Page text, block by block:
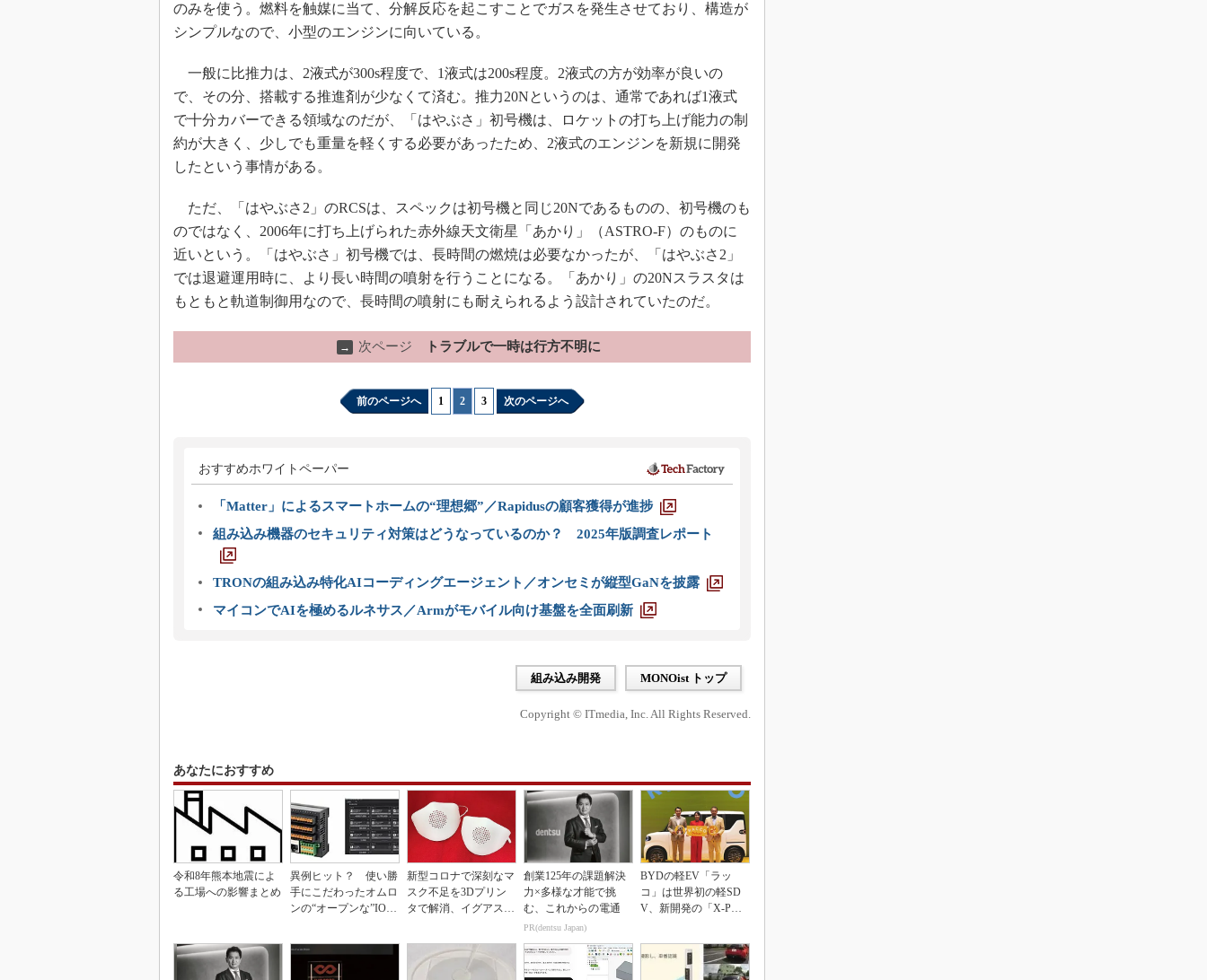
のみを使う。燃料を触媒に当て、分解反応を起こすことでガスを発生させており、構造が
シンプルなので、小型のエンジンに向いている。
一般に比推力は、2液式が300s程度で、1液式は200s程度。2液式の方が効率が良いの
で、その分、搭載する推進剤が少なくて済む。推力20Nというのは、通常であれば1液式
で十分カバーできる領域なのだが、「はやぶさ」初号機は、ロケットの打ち上げ能力の制
約が大きく、少しでも重量を軽くする必要があったため、2液式のエンジンを新規に開発
したという事情がある。
ただ、「はやぶさ2」のRCSは、スペックは初号機と同じ20Nであるものの、初号機のも
のではなく、2006年に打ち上げられた赤外線天文衛星「あかり」（ASTRO-F）のものに
近いという。「はやぶさ」初号機では、長時間の燃焼は必要なかったが、「はやぶさ2」
では退避運用時に、より長い時間の噴射を行うことになる。「あかり」の20Nスラスタは
もともと軌道制御用なので、長時間の噴射にも耐えられるよう設計されていたのだ。
→ 次ページ トラブルで一時は行方不明に
前のページへ 1 2 3 次のページへ
おすすめホワイトペーパー
「Matter」によるスマートホームの“理想郷”／Rapidusの顧客獲得が進捗
組み込み機器のセキュリティ対策はどうなっているのか？ 2025年版調査レポート
TRONの組み込み特化AIコーディングエージェント／オンセミが縦型GaNを披露
マイコンでAIを極めるルネサス／Armがモバイル向け基盤を全面刷新
組み込み開発 MONOist トップ
Copyright © ITmedia, Inc. All Rights Reserved.
あなたにおすすめ
令和8年熊本地震によ
る工場への影響まとめ
異例ヒット？ 使い勝
手にこだわったオムロ
ンの“オープンな”IO-L
新型コロナで深刻なマ
スク不足を3Dプリン
タで解消、イグアスが
創業125年の課題解決
力×多様な才能で挑
む、これからの電通
PR(dentsu Japan)
BYDの軽EV「ラッ
コ」は世界初の軽SD
V、新開発の「X-PAC